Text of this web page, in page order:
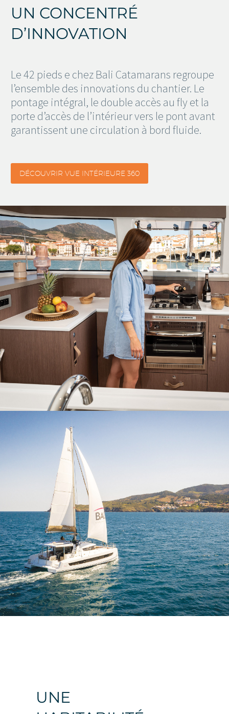
UN CONCENTRÉ
D’INNOVATION
Le 42 pieds e chez Bali Catamarans regroupe
l’ensemble des innovations du chantier. Le
pontage intégral, le double accès au fly et la
porte d’accès de l’intérieur vers le pont avant
garantissent une circulation à bord fluide.
DÉCOUVRIR VUE INTÉRIEURE 360
UNE